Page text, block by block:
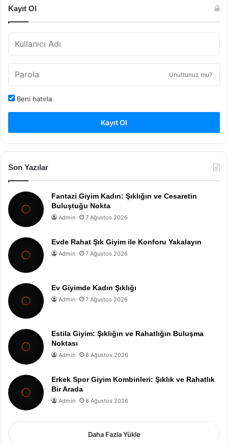
Kayıt Ol
Unuttunuz mu?
Beni hatırla
Kayıt Ol
Son Yazılar
Fantazi Giyim Kadın: Şıklığın ve Cesaretin
Buluştuğu Nokta
Admin 7 Ağustos 2026
Evde Rahat Şık Giyim ile Konforu Yakalayın
Admin 7 Ağustos 2026
Ev Giyimde Kadın Şıklığı
Admin 7 Ağustos 2026
Estila Giyim: Şıklığın ve Rahatlığın Buluşma
Noktası
Admin 6 Ağustos 2026
Erkek Spor Giyim Kombinleri: Şıklık ve Rahatlık
Bir Arada
Admin 6 Ağustos 2026
Daha Fazla Yükle